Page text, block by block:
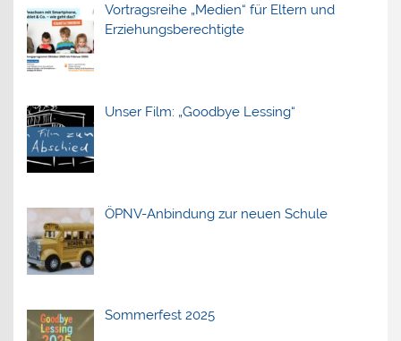
Vortragsreihe „Medien“ für Eltern und
Erziehungsberechtigte
Unser Film: „Goodbye Lessing“
ÖPNV-Anbindung zur neuen Schule
Sommerfest 2025